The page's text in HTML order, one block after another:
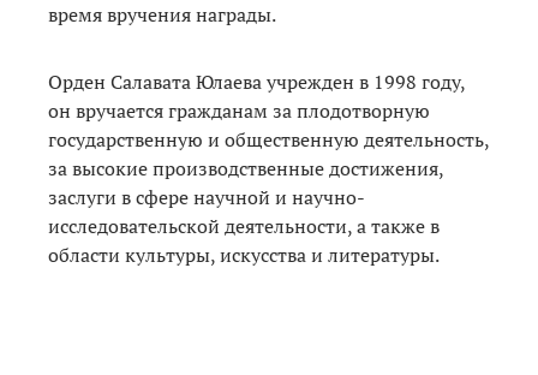
время вручения награды.
Орден Салавата Юлаева учрежден в 1998 году,
он вручается гражданам за плодотворную
государственную и общественную деятельность,
за высокие производственные достижения,
заслуги в сфере научной и научно-
исследовательской деятельности, а также в
области культуры, искусства и литературы.